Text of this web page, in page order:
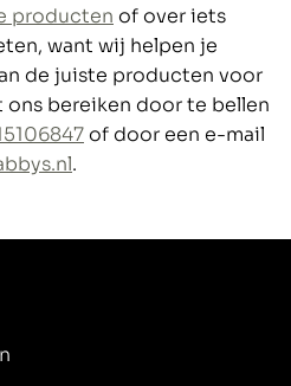
producten of over iets
want wij helpen je
de juiste producten voor
bereiken door te bellen
of door een e-mail
.